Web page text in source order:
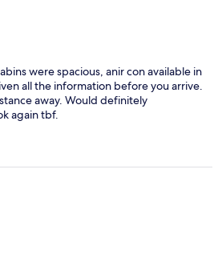
were spacious, anir con available in
all the information before you arrive.
away. Would definitely
again tbf.